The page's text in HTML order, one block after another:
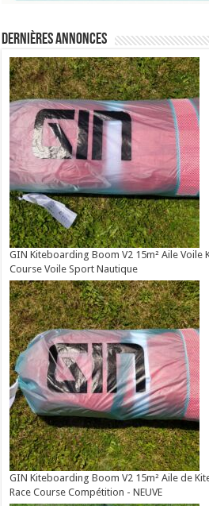
Dernières annonces
GIN Kiteboarding Boom V2 15m² Aile Voile
Course Voile Sport Nautique
GIN Kiteboarding Boom V2 15m² Aile de
Race Course Compétition - NEUVE